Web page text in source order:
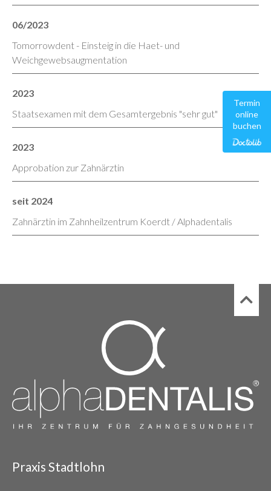
06/2023
Tomorrowdent - Einsteig in die Haet- und
Weichgewebsaugmentation
2023
Staatsexamen mit dem Gesamtergebnis "sehr gut"
2023
Approbation zur Zahnärztin
seit 2024
Zahnärztin im Zahnheilzentrum Koerdt / Alphadentalis
Praxis Stadtlohn
Termin
online
buchen